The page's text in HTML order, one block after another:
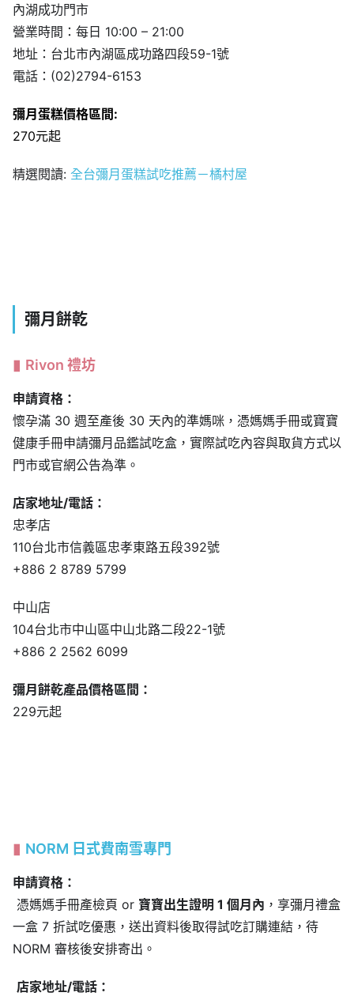
內湖成功門市
營業時間：每日 10:00 – 21:00
地址：台北市內湖區成功路四段59-1號
電話：(02)2794-6153
彌月蛋糕價格區間:
270元起
精選閱讀: 全台彌月蛋糕試吃推薦－橘村屋
彌月餅乾
Rivon 禮坊
申請資格：
懷孕滿 30 週至產後 30 天內的準媽咪，憑媽媽手冊或寶寶
健康手冊申請彌月品鑑試吃盒，實際試吃內容與取貨方式以
門市或官網公告為準。
店家地址/電話：
忠孝店
110台北市信義區忠孝東路五段392號
+886 2 8789 5799
中山店
104台北市中山區中山北路二段22-1號
+886 2 2562 6099
彌月餅乾產品價格區間：
229元起
NORM 日式費南雪專門
申請資格：
憑媽媽手冊產檢頁 or 寶寶出生證明 1 個月內 ，享彌月禮盒
一盒 7 折試吃優惠，送出資料後取得試吃訂購連結，待
NORM 審核後安排寄出。
店家地址/電話：